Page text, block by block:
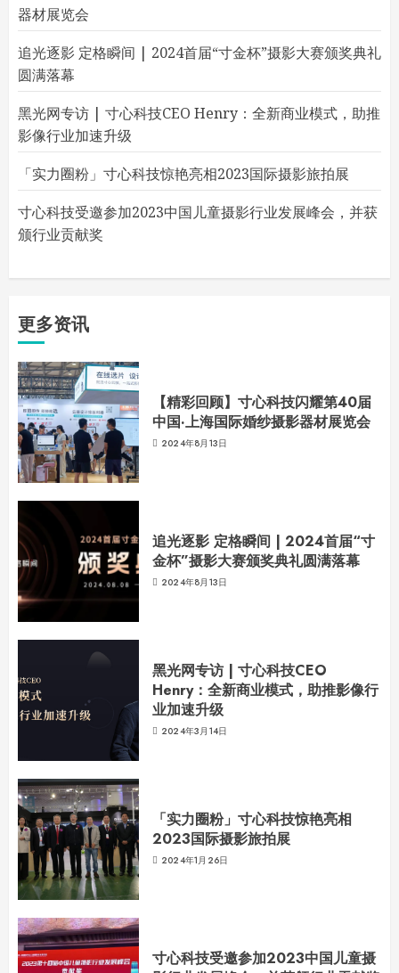
器材展览会
追光逐影 定格瞬间 | 2024首届“寸金杯”摄影大赛颁奖典礼
圆满落幕
黑光网专访 | 寸心科技CEO Henry：全新商业模式，助推
影像行业加速升级
「实力圈粉」寸心科技惊艳亮相2023国际摄影旅拍展
寸心科技受邀参加2023中国儿童摄影行业发展峰会，并获
颁行业贡献奖
更多资讯
【精彩回顾】寸心科技闪耀第40届
中国·上海国际婚纱摄影器材展览会
2024年8月13日
追光逐影 定格瞬间 | 2024首届“寸
金杯”摄影大赛颁奖典礼圆满落幕
2024年8月13日
黑光网专访 | 寸心科技CEO
Henry：全新商业模式，助推影像行
业加速升级
2024年3月14日
「实力圈粉」寸心科技惊艳亮相
2023国际摄影旅拍展
2024年1月26日
寸心科技受邀参加2023中国儿童摄